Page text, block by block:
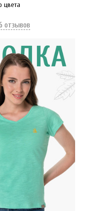
цвета
отзывов